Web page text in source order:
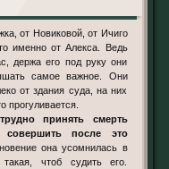
именно от Алекса. Ведь
держа его под руку они
самое важное. Они
от здания суда, на них
прогуливается.
принять смерть
совершить после это
она усомнилась в
чтоб судить его.